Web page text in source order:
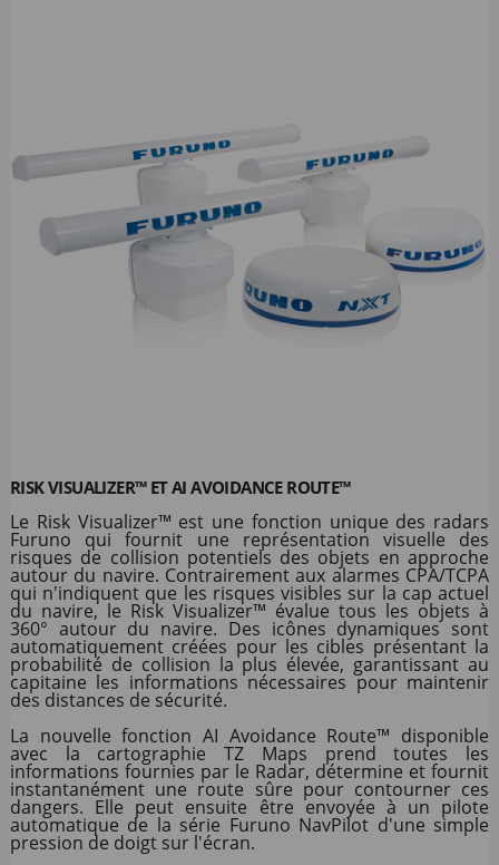
RISK VISUALIZER™ ET AI AVOIDANCE ROUTE™
Le Risk Visualizer™ est une fonction unique des radars
Furuno qui fournit une représentation visuelle des
risques de collision potentiels des objets en approche
autour du navire. Contrairement aux alarmes CPA/TCPA
qui n'indiquent que les risques visibles sur la cap actuel
du navire, le Risk Visualizer™ évalue tous les objets à
360° autour du navire. Des icônes dynamiques sont
automatiquement créées pour les cibles présentant la
probabilité de collision la plus élevée, garantissant au
capitaine les informations nécessaires pour maintenir
des distances de sécurité.
La nouvelle fonction AI Avoidance Route™ disponible
avec la cartographie TZ Maps prend toutes les
informations fournies par le Radar, détermine et fournit
instantanément une route sûre pour contourner ces
dangers. Elle peut ensuite être envoyée à un pilote
automatique de la série Furuno NavPilot d'une simple
pression de doigt sur l'écran.